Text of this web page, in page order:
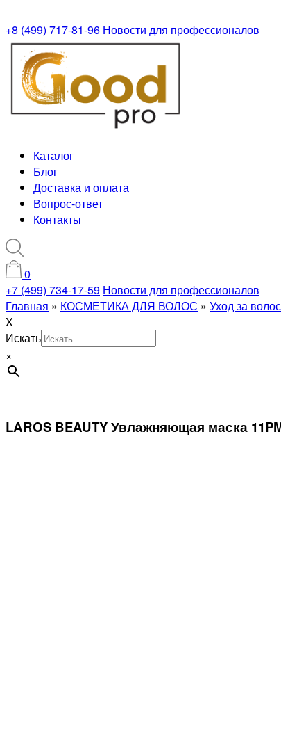
+8 (499) 717-81-96 Новости для профессионалов
Каталог
Блог
Доставка и оплата
Вопрос-ответ
Контакты
0
+7 (499) 734-17-59 Новости для профессионалов
Главная » КОСМЕТИКА ДЛЯ ВОЛОС » Уход за
X
Искать
×
LAROS BEAUTY Увлажняющая маска